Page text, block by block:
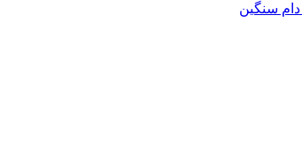
سنگین